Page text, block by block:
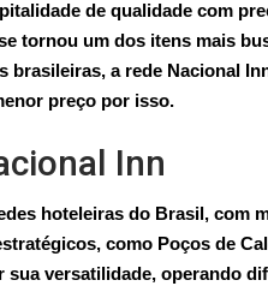
de qualidade com
tornou um dos itens mais
brasileiras, a rede Nacional
preço por isso.
Inn
hoteleiras do Brasil, com
como Poços de
sua versatilidade, operando